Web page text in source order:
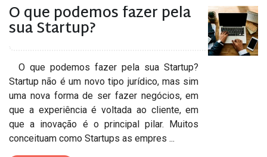
O que podemos fazer pela
sua Startup?
O que podemos fazer pela sua Startup?
Startup não é um novo tipo jurídico, mas sim
uma nova forma de ser fazer negócios, em
que a experiência é voltada ao cliente, em
que a inovação é o principal pilar. Muitos
conceituam como Startups as empres ...